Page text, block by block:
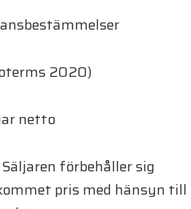
2020)
netto
Säljaren förbehåller sig
pris med hänsyn till